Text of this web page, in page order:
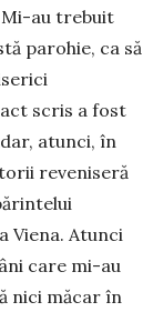
Mi-au trebuit
parohie, ca să
scris a fost
atunci, în
reveniseră
Viena. Atunci
care mi-au
nici măcar în